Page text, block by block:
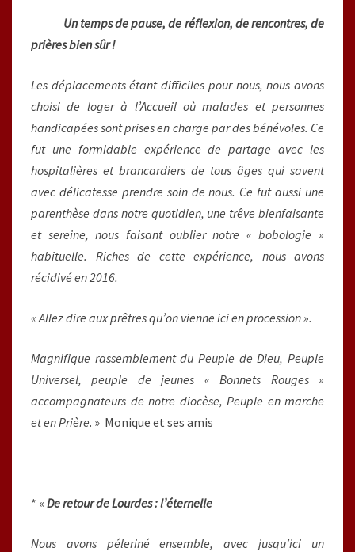
Un temps de pause, de réflexion, de rencontres, de
prières bien sûr !
Les déplacements étant difficiles pour nous, nous avons
choisi de loger à l’Accueil où malades et personnes
handicapées sont prises en charge par des bénévoles. Ce
fut une formidable expérience de partage avec les
hospitalières et brancardiers de tous âges qui savent
avec délicatesse prendre soin de nous. Ce fut aussi une
parenthèse dans notre quotidien, une trêve bienfaisante
et sereine, nous faisant oublier notre « bobologie »
habituelle. Riches de cette expérience, nous avons
récidivé en 2016.
« Allez dire aux prêtres qu’on vienne ici en procession ».
Magnifique rassemblement du Peuple de Dieu, Peuple
Universel, peuple de jeunes « Bonnets Rouges »
accompagnateurs de notre diocèse, Peuple en marche
et en Prière. » Monique et ses amis
* « De retour de Lourdes : l’éternelle
Nous avons péleriné ensemble, avec jusqu’ici un